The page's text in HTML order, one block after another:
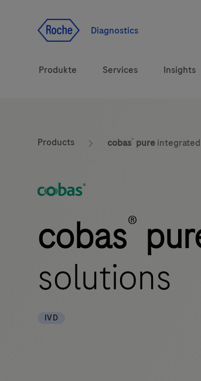
Diagnostics
Produkte
Diagnostiklösungen
Marken
Services Insights
Products cobas® pure
cobas®
solutions
IVD